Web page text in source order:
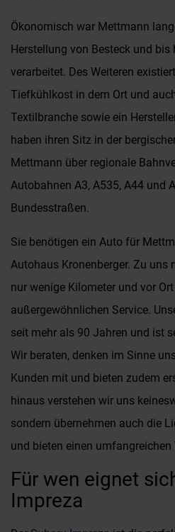
Ökonomisch war Mettmann
Herstellung von Besteck und
verarbeitet. Des Weiteren
Tiefkühlkost in dem Ort und
Textilbranche sowie ein
haben ihren Sitz in der
Mettmann über regionale
Autobahnen A3, A535, A44 und
Bundesstraßen.
Sie benötigen ein Auto für
Autohaus Kronenberger. Zu uns
nur wenige Kilometer und vor
außergewöhnlichen Service.
seit mehr als 90 Jahren und ist
Wir beraten, denken im Sinne
Kunden mit und bieten zudem
hinaus verstehen wir uns
sondern übernehmen auch die
und bieten einen umfangreichen
Für wen eignet
Impreza